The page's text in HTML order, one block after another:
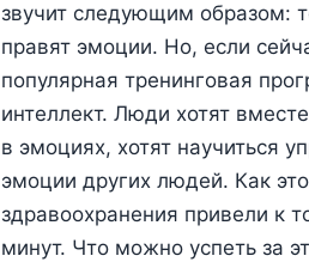
звучит следующим образом:
правят эмоции. Но, если
популярная тренинговая
интеллект. Люди хотят
в эмоциях, хотят научиться
эмоции других людей. Как
здравоохранения привели к
минут. Что можно успеть за